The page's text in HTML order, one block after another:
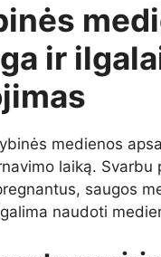
ir
medienos
laiką. Svarbu
saugos
naudoti